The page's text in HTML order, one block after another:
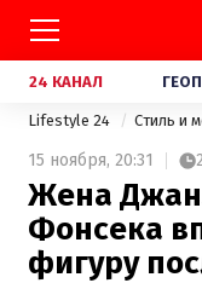
24 КАНАЛ
Lifestyle 24 Стиль и
15 ноября, 20:31
Жена
Фонсека
фигуру